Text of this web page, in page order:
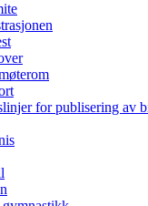
for publisering av